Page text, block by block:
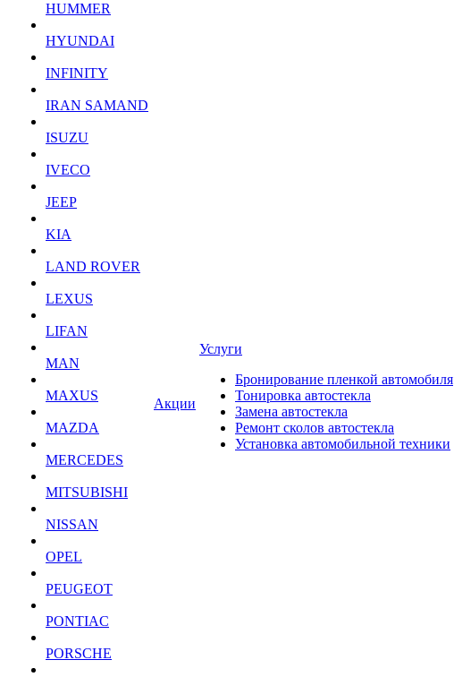
HUMMER
HYUNDAI
INFINITY
IRAN SAMAND
ISUZU
IVECO
JEEP
KIA
LAND ROVER
LEXUS
LIFAN
MAN
MAXUS
MAZDA
MERCEDES
MITSUBISHI
NISSAN
OPEL
PEUGEOT
PONTIAC
PORSCHE
Акции
Услуги
Бронирование пленкой автомобиля
Тонировка автостекла
Замена автостекла
Ремонт сколов автостекла
Установка автомобильной техники